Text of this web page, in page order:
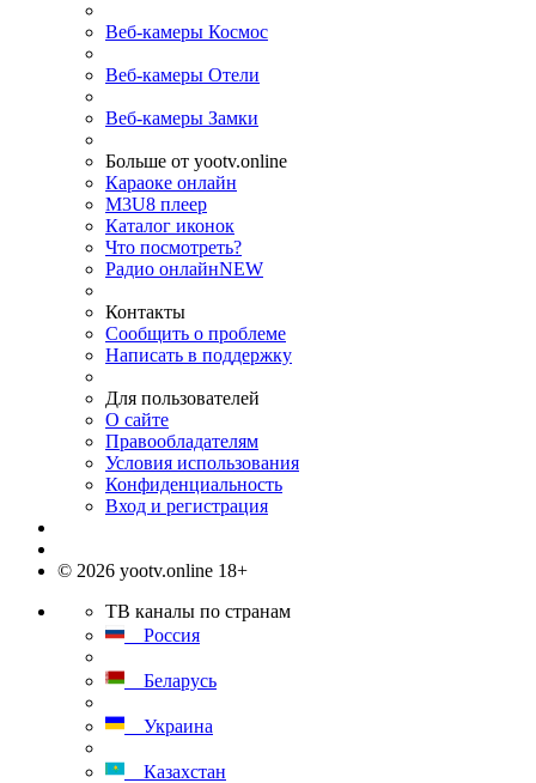
Веб-камеры Космос
Веб-камеры Отели
Веб-камеры Замки
Больше от yootv.online
Караоке онлайн
M3U8 плеер
Каталог иконок
Что посмотреть?
Радио онлайнNEW
Контакты
Сообщить о проблеме
Написать в поддержку
Для пользователей
О сайте
Правообладателям
Условия использования
Конфиденциальность
Вход и регистрация
© 2026 yootv.online 18+
ТВ каналы по странам
Россия
Беларусь
Украина
Казахстан